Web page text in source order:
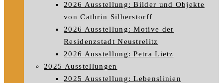
2026 Ausstellung: Bilder und Objekte
von Cathrin Silberstorff
2026 Ausstellung: Motive der
Residenzstadt Neustrelitz
2026 Ausstellung: Petra Lietz
2025 Ausstellungen
2025 Ausstellung: Lebenslinien